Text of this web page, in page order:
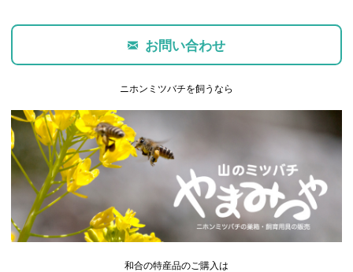
お問い合わせ
ニホンミツバチを飼うなら
和合の特産品のご購入は